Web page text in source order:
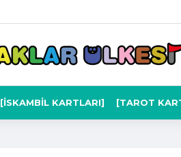
[İSKAMBIL KARTLARI] [TAROT